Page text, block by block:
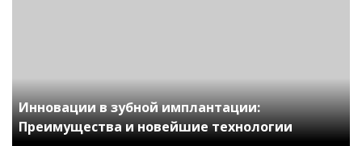
Инновации в зубной имплантации:
Преимущества и новейшие технологии